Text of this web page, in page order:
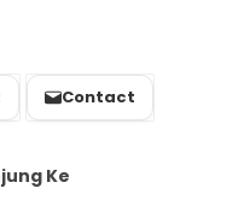
Contact
Ke